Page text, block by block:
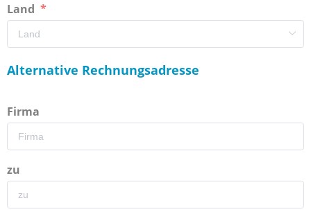
Land
Alternative Rechnungsadresse
Firma
zu